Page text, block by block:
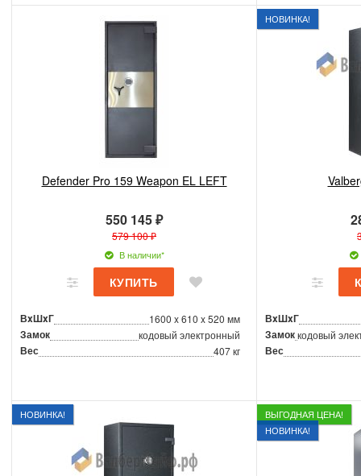
Defender Pro 159 Weapon EL LEFT
550 145 ₽
579 100 ₽
В наличии*
ВxШxГ 1600 x 610 x 520 мм
Замок кодовый электронный
Вес 407 кг
НОВИНКА!
ВxШxГ
Замоккодовый
Вес
НОВИНКА!
ВЫГОДНАЯ ЦЕНА!
НОВИНКА!